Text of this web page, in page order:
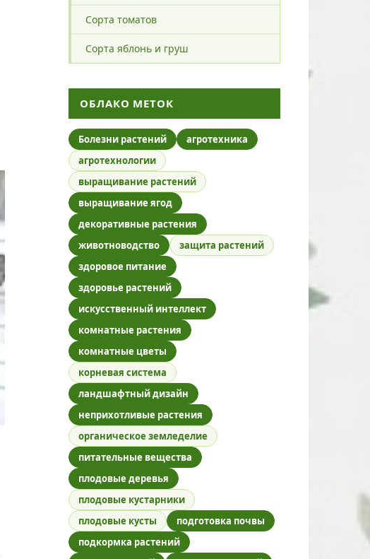
Сорта томатов
Сорта яблонь и груш
ОБЛАКО МЕТОК
Болезни растений
агротехника
агротехнологии
выращивание растений
выращивание ягод
декоративные растения
животноводство
защита растений
здоровое питание
здоровье растений
искусственный интеллект
комнатные растения
комнатные цветы
корневая система
ландшафтный дизайн
неприхотливые растения
органическое земледелие
питательные вещества
плодовые деревья
плодовые кустарники
плодовые кусты
подготовка почвы
подкормка растений